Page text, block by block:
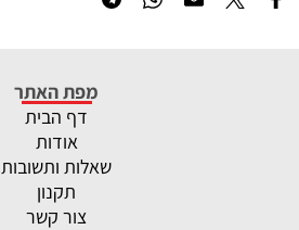
מפת האתר
דף הבית
אודות
שאלות ותשובות
תקנון
צור קשר